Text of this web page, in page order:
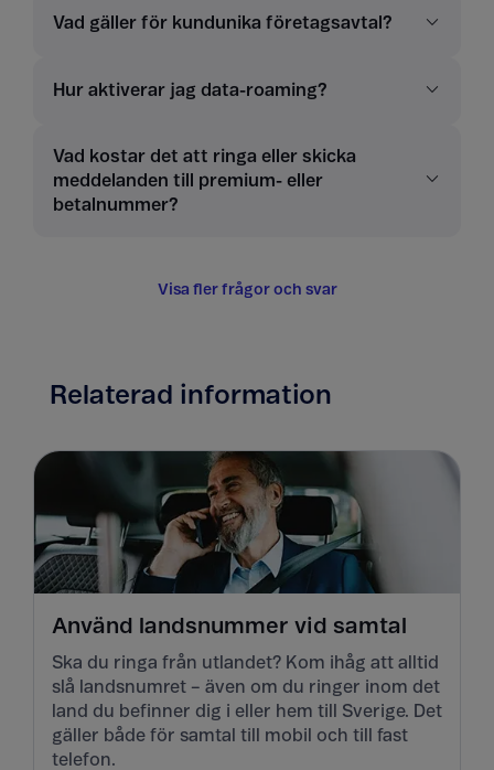
Vad gäller för kundunika företagsavtal?
Hur aktiverar jag data-roaming?
Vad kostar det att ringa eller skicka
meddelanden till premium- eller
betalnummer?
Visa fler frågor och svar
Relaterad information
Använd landsnummer vid samtal
Ska du ringa från utlandet? Kom ihåg att alltid
slå landsnumret – även om du ringer inom det
land du befinner dig i eller hem till Sverige. Det
gäller både för samtal till mobil och till fast
telefon.